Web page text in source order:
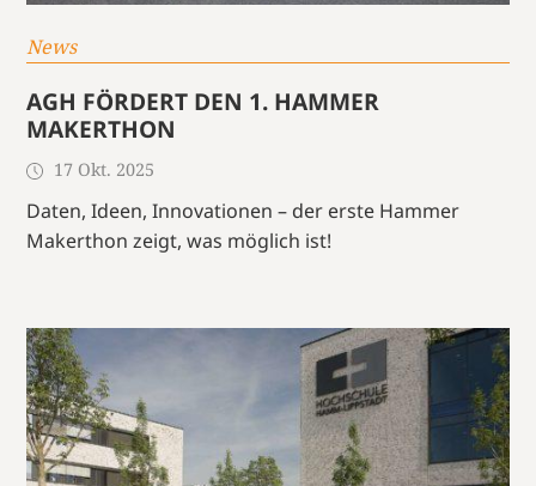
News
AGH FÖRDERT DEN 1. HAMMER
MAKERTHON
17 Okt. 2025
Daten, Ideen, Innovationen – der erste Hammer
Makerthon zeigt, was möglich ist!